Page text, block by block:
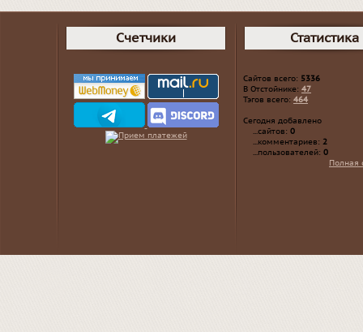
Счетчики Статистика
Сайтов всего: 5336
В Отстойнике: 47
Тэгов всего: 464
Сегодня добавлено
...сайтов: 0
...комментариев: 2
...пользователей: 0
Полная